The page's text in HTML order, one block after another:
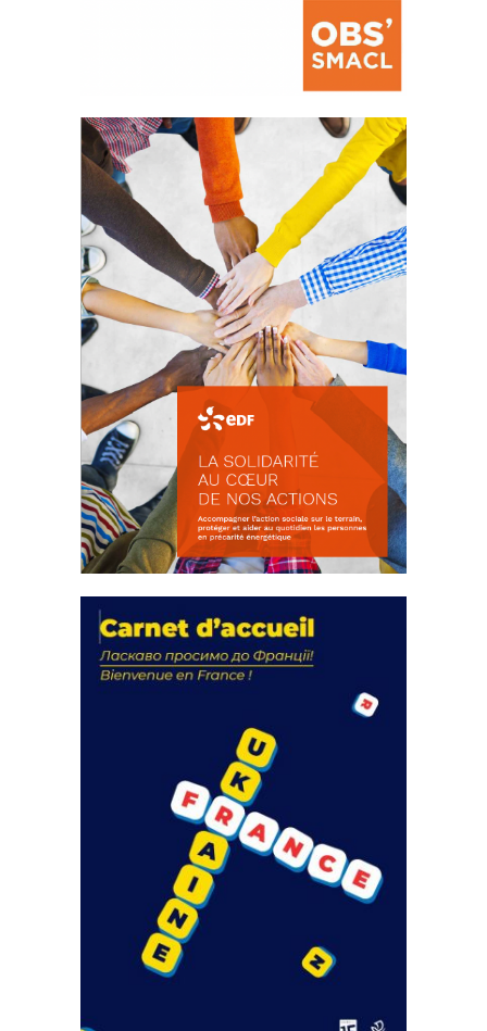
La prévention des conflits
d’intérêts
18 septembre 2023
FEUILLETER
actions
18 septembre 2023
FEUILLETER